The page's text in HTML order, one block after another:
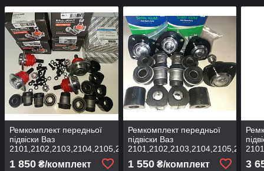
Ремкомплект передньої
підвіски Ваз
2101,2102,2103,2104,2105,2106,2107
1 850 ₴/комплект
Ремкомплект передньої
підвіски Ваз
1 550₴/комплект 3